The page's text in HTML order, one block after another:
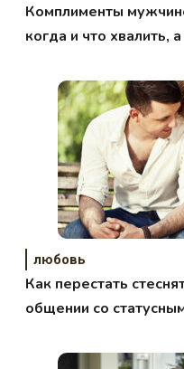
Комплименты
когда и что хвалить,
любовь
Как перестать
общении со